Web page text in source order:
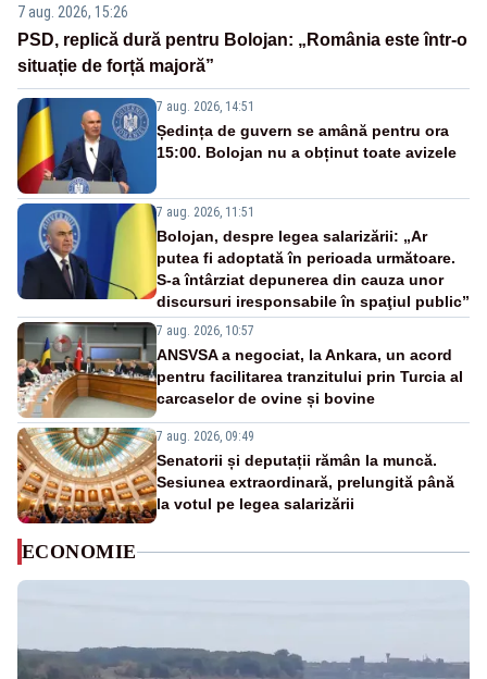
7 aug. 2026, 15:26
PSD, replică dură pentru Bolojan: „România este într-o
situație de forță majoră”
7 aug. 2026, 14:51
Ședința de guvern se amână pentru ora
15:00. Bolojan nu a obținut toate avizele
7 aug. 2026, 11:51
Bolojan, despre legea salarizării: „Ar
putea fi adoptată în perioada următoare.
S-a întârziat depunerea din cauza unor
discursuri iresponsabile în spaţiul public”
7 aug. 2026, 10:57
ANSVSA a negociat, la Ankara, un acord
pentru facilitarea tranzitului prin Turcia al
carcaselor de ovine și bovine
7 aug. 2026, 09:49
Senatorii și deputații rămân la muncă.
Sesiunea extraordinară, prelungită până
la votul pe legea salarizării
ECONOMIE